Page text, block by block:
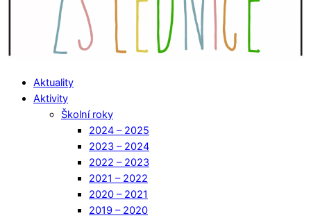
Aktuality
Aktivity
Školní roky
2024 – 2025
2023 – 2024
2022 – 2023
2021 – 2022
2020 – 2021
2019 – 2020